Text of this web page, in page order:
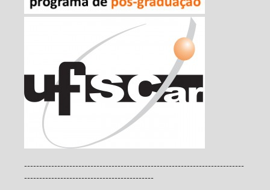
-------------------------------------------------------------------------
-------------------------------------------